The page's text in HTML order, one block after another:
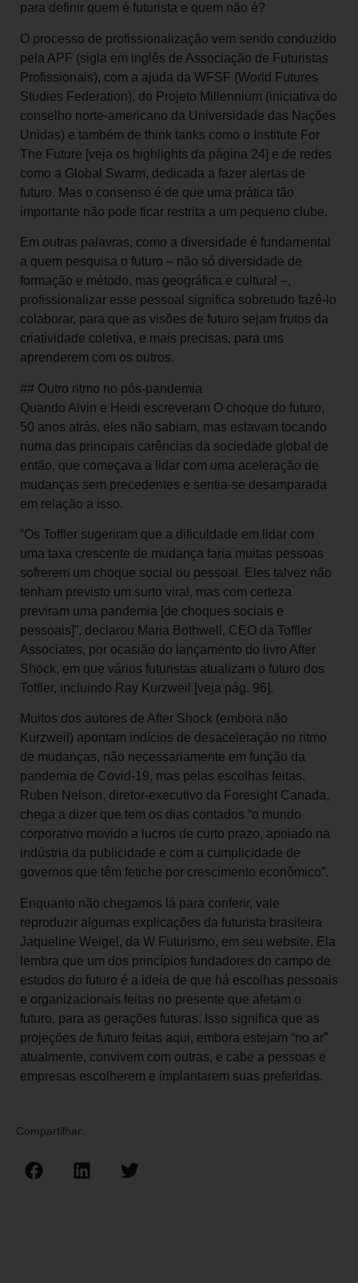
para definir quem é futurista e quem não é?
O processo de profissionalização vem sendo conduzido
pela APF (sigla em inglês de Associação de Futuristas
Profissionais), com a ajuda da WFSF (World Futures
Studies Federation), do Projeto Millennium (iniciativa do
conselho norte-americano da Universidade das Nações
Unidas) e também de think tanks como o Institute For
The Future [veja os highlights da página 24] e de redes
como a Global Swarm, dedicada a fazer alertas de
futuro. Mas o consenso é de que uma prática tão
importante não pode ficar restrita a um pequeno clube.
Em outras palavras, como a diversidade é fundamental
a quem pesquisa o futuro – não só diversidade de
formação e método, mas geográfica e cultural –,
profissionalizar esse pessoal significa sobretudo fazê-lo
colaborar, para que as visões de futuro sejam frutos da
criatividade coletiva, e mais precisas, para uns
aprenderem com os outros.
## Outro ritmo no pós-pandemia
Quando Alvin e Heidi escreveram O choque do futuro,
50 anos atrás, eles não sabiam, mas estavam tocando
numa das principais carências da sociedade global de
então, que começava a lidar com uma aceleração de
mudanças sem precedentes e sentia-se desamparada
em relação a isso.
“Os Toffler sugeriram que a dificuldade em lidar com
uma taxa crescente de mudança faria muitas pessoas
sofrerem um choque social ou pessoal. Eles talvez não
tenham previsto um surto viral, mas com certeza
previram uma pandemia [de choques sociais e
pessoais]”, declarou Maria Bothwell, CEO da Toffler
Associates, por ocasião do lançamento do livro After
Shock, em que vários futuristas atualizam o futuro dos
Toffler, incluindo Ray Kurzweil [veja pág. 96].
Muitos dos autores de After Shock (embora não
Kurzweil) apontam indícios de desaceleração no ritmo
de mudanças, não necessariamente em função da
pandemia de Covid-19, mas pelas escolhas feitas.
Ruben Nelson, diretor-executivo da Foresight Canada,
chega a dizer que tem os dias contados “o mundo
corporativo movido a lucros de curto prazo, apoiado na
indústria da publicidade e com a cumplicidade de
governos que têm fetiche por crescimento econômico”.
Enquanto não chegamos lá para conferir, vale
reproduzir algumas explicações da futurista brasileira
Jaqueline Weigel, da W Futurismo, em seu website. Ela
lembra que um dos princípios fundadores do campo de
estudos do futuro é a ideia de que há escolhas pessoais
e organizacionais feitas no presente que afetam o
futuro, para as gerações futuras. Isso significa que as
projeções de futuro feitas aqui, embora estejam “no ar”
atualmente, convivem com outras, e cabe a pessoas e
empresas escolherem e implantarem suas preferidas.
Compartilhar: